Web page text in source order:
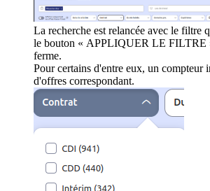
La recherche est relancée avec le filtre
le bouton « APPLIQUER LE FILTRE
ferme.
Pour certains d'entre eux, un compteur
d'offres correspondant.